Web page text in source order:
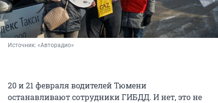
Источник: «Авторадио»
20 и 21 февраля водителей Тюмени
останавливают сотрудники ГИБДД. И нет, это не